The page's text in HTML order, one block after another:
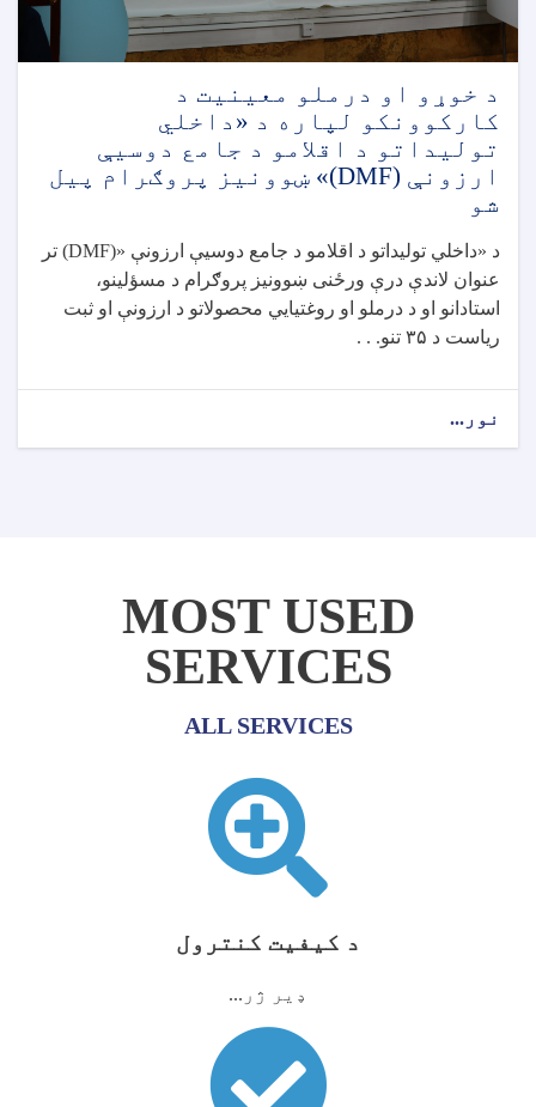
د خوړو او درملو معینیت د
کارکوونکو لپاره د «داخلي
تولیداتو د اقلامو د جامع دوسیې
ارزونې (DMF)» ښوونیز پروګرام پیل
شو
د «داخلي تولیداتو د اقلامو د جامع دوسیې ارزونې (DMF)» تر
عنوان لاندې درې ورځنی ښوونیز پروګرام د مسؤلینو،
استادانو او د درملو او روغتیايي محصولاتو د ارزونې او ثبت
ریاست د ۳۵ تنو. . .
نور...
MOST USED
SERVICES
ALL SERVICES
د کیفیت کنترول
ډیر ژر...